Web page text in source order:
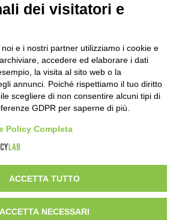
X LinkedIn
Tube
Rights Reserved | Any form of reproduction
dei visitatori e
e i nostri partner utilizziamo i cookie e
accedere ed elaborare i dati
la visita al sito web o la
annunci. Poiché rispettiamo il tuo diritto
scegliere di non consentire alcuni tipi di
GDPR per saperne di più.
Policy Completa
ACCETTA TUTTO
ACCETTA NECESSARI